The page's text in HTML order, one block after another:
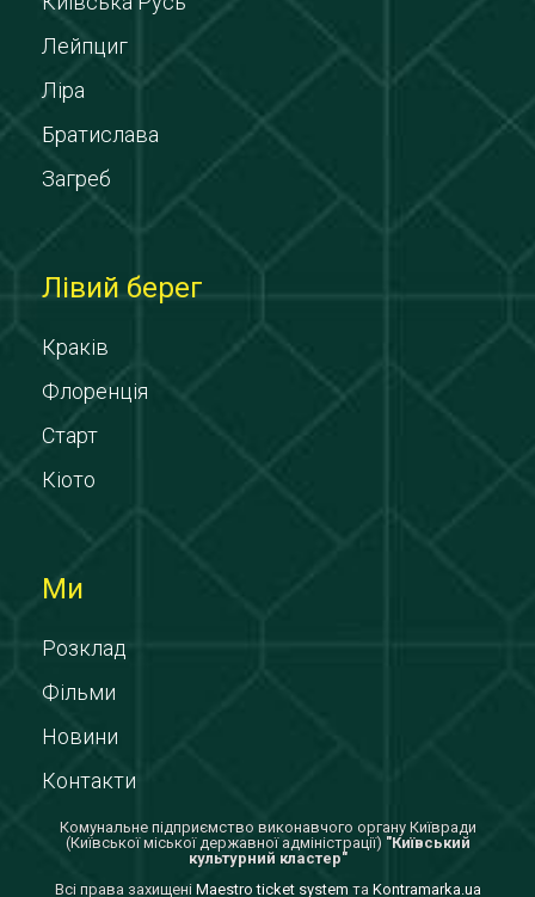
Лейпциг
Ліра
Братислава
Загреб
Лівий берег
Краків
Флоренція
Старт
Кіото
Ми
Розклад
Фільми
Новини
Контакти
Комунальне підприємство виконавчого органу Київради
(Київської міської державної адміністрації) "Київський
культурний кластер"
Всi права захищенi Maestro ticket system та Kontramarka.ua